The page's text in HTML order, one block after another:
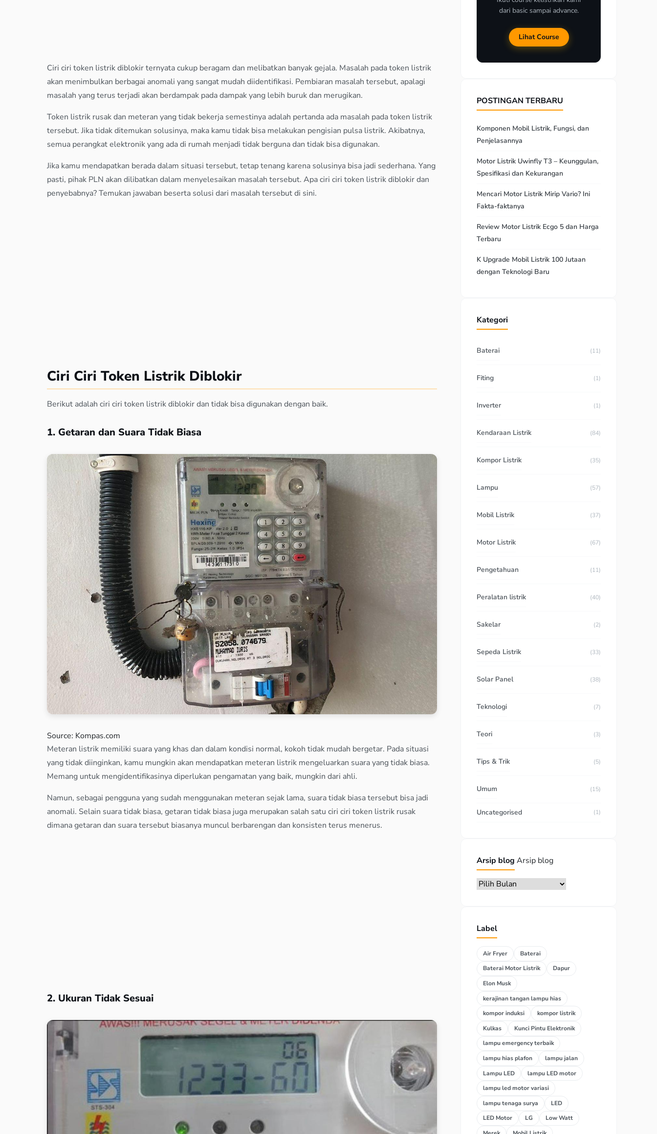
Ciri ciri token listrik diblokir ternyata cukup beragam dan melibatkan banyak gejala. Masalah pada token listrik
akan menimbulkan berbagai anomali yang sangat mudah diidentifikasi. Pembiaran masalah tersebut, apalagi
masalah yang terus terjadi akan berdampak pada dampak yang lebih buruk dan merugikan.
Token listrik rusak dan meteran yang tidak bekerja semestinya adalah pertanda ada masalah pada token listrik
tersebut. Jika tidak ditemukan solusinya, maka kamu tidak bisa melakukan pengisian pulsa listrik. Akibatnya,
semua perangkat elektronik yang ada di rumah menjadi tidak berguna dan tidak bisa digunakan.
Jika kamu mendapatkan berada dalam situasi tersebut, tetap tenang karena solusinya bisa jadi sederhana. Yang
pasti, pihak PLN akan dilibatkan dalam menyelesaikan masalah tersebut. Apa ciri ciri token listrik diblokir dan
penyebabnya? Temukan jawaban beserta solusi dari masalah tersebut di sini.
Ciri Ciri Token Listrik Diblokir
Berikut adalah ciri ciri token listrik diblokir dan tidak bisa digunakan dengan baik.
1. Getaran dan Suara Tidak Biasa
Source: Kompas.com
Meteran listrik memiliki suara yang khas dan dalam kondisi normal, kokoh tidak mudah bergetar. Pada situasi
yang tidak diinginkan, kamu mungkin akan mendapatkan meteran listrik mengeluarkan suara yang tidak biasa.
Memang untuk mengidentifikasinya diperlukan pengamatan yang baik, mungkin dari ahli.
Namun, sebagai pengguna yang sudah menggunakan meteran sejak lama, suara tidak biasa tersebut bisa jadi
anomali. Selain suara tidak biasa, getaran tidak biasa juga merupakan salah satu ciri ciri token listrik rusak
dimana getaran dan suara tersebut biasanya muncul berbarengan dan konsisten terus menerus.
2. Ukuran Tidak Sesuai
dari basic sampai advance.
Lihat Course
POSTINGAN TERBARU
Komponen Mobil Listrik, Fungsi, dan
Penjelasannya
Motor Listrik Uwinfly T3 – Keunggulan,
Spesifikasi dan Kekurangan
Mencari Motor Listrik Mirip Vario? Ini
Fakta-faktanya
Review Motor Listrik Ecgo 5 dan Harga
Terbaru
K Upgrade Mobil Listrik 100 Jutaan
dengan Teknologi Baru
Kategori
Baterai (11)
Fiting (1)
Inverter (1)
Kendaraan Listrik (84)
Kompor Listrik (35)
Lampu (57)
Mobil Listrik (37)
Motor Listrik (67)
Pengetahuan (11)
Peralatan listrik (40)
Sakelar (2)
Sepeda Listrik (33)
Solar Panel (38)
Teknologi (7)
Teori (3)
Tips & Trik (5)
Umum (15)
Uncategorised (1)
Arsip blog Arsip blog
Label
Air Fryer
Baterai
Baterai Motor Listrik
Dapur
Elon Musk
kerajinan tangan lampu hias
kompor induksi
kompor listrik
Kulkas
Kunci Pintu Elektronik
lampu emergency terbaik
lampu hias plafon
lampu jalan
Lampu LED
lampu LED motor
lampu led motor variasi
lampu tenaga surya
LED
LED Motor
LG
Low Watt